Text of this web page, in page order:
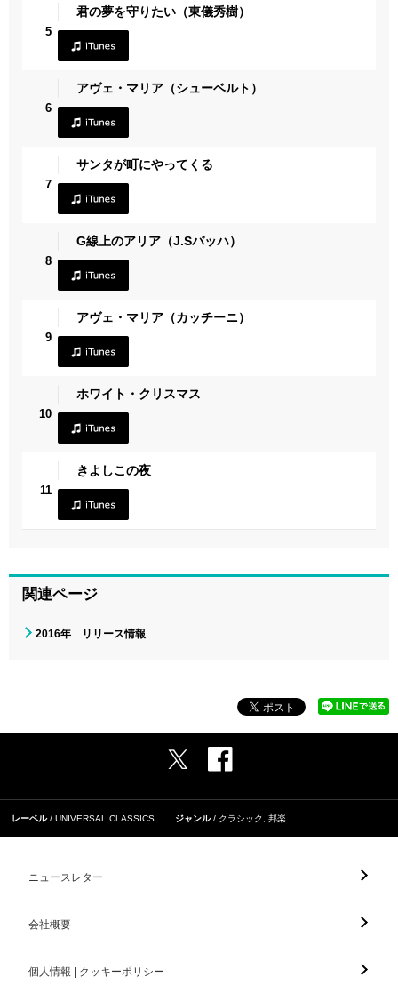
5
君の夢を守りたい（東儀秀樹）
6
アヴェ・マリア（シューベルト）
7
サンタが町にやってくる
8
G線上のアリア（J.Sバッハ）
9
アヴェ・マリア（カッチーニ）
10
ホワイト・クリスマス
11
きよしこの夜
関連ページ
2016年 リリース情報
レーベル UNIVERSAL CLASSICS ジャンル クラシック 邦楽
ニュースレター
会社概要
個人情報 | クッキーポリシー